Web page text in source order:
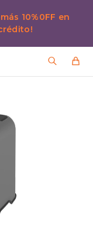
10%0FF en